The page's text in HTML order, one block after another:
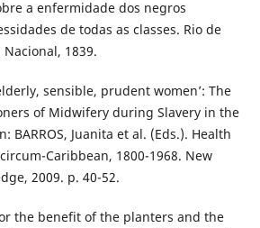
a enfermidade dos negros
de todas as classes. Rio de
1839.
sensible, prudent women’: The
of Midwifery during Slavery in the
BARROS, Juanita et al. (Eds.). Health
Caribbean, 1800-1968. New
2009. p. 40-52.
the benefit of the planters and the